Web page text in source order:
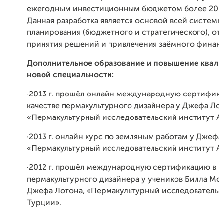
ежегодным инвестиционным бюджетом более 20
Данная разработка является основой всей
планирования (бюджетного и стратегического),
принятия решений и привлечения заёмного
Дополнительное образование и повышение
новой специальности:
·2013 г. прошёл онлайн международную
качестве пермакультурного дизайнера у Джефа
«Пермакультурный исследовательский институт
·2013 г. онлайн курс по земляным работам у
«Пермакультурный исследовательский институт
·2012 г. прошёл международную сертификацию в
пермакультурного дизайнера у учеников Билла
Джефа Лотона, «Пермакультурный
Турции».